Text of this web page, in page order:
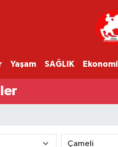
Yaşam SAĞLIK Ekonomi